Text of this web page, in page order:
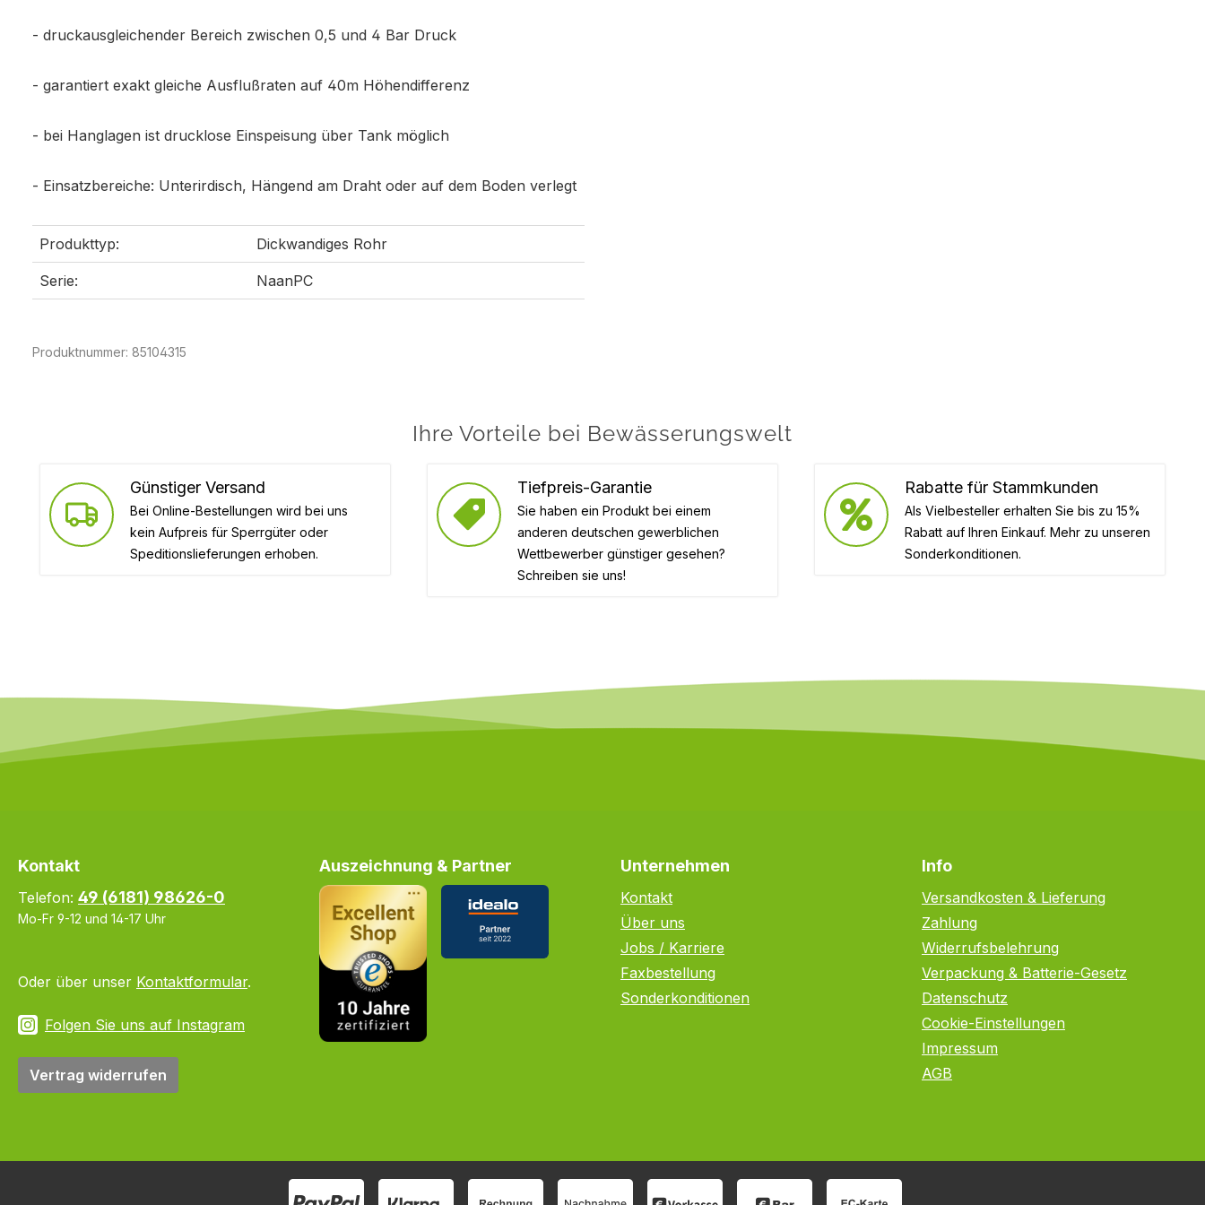
- druckausgleichender Bereich zwischen 0,5 und 4 Bar Druck
- garantiert exakt gleiche Ausflußraten auf 40m Höhendifferenz
- bei Hanglagen ist drucklose Einspeisung über Tank möglich
- Einsatzbereiche: Unterirdisch, Hängend am Draht oder auf dem Boden verlegt
Produkttyp: Dickwandiges Rohr
Serie: NaanPC
Produktnummer: 85104315
Ihre Vorteile bei Bewässerungswelt
Günstiger Versand
Bei Online-Bestellungen wird bei uns
kein Aufpreis für Sperrgüter oder
Speditionslieferungen erhoben.
Tiefpreis-Garantie
Sie haben ein Produkt bei einem
anderen deutschen gewerblichen
Wettbewerber günstiger gesehen?
Schreiben sie uns!
Rabatte für Stammkunden
Als Vielbesteller erhalten Sie bis zu 15%
Rabatt auf Ihren Einkauf. Mehr zu unseren
Sonderkonditionen.
Kontakt
Telefon: 49 (6181) 98626-0
Mo-Fr 9-12 und 14-17 Uhr
Oder über unser Kontaktformular.
Folgen Sie uns auf Instagram
Vertrag widerrufen
Auszeichnung & Partner Unternehmen
Kontakt
Über uns
Jobs / Karriere
Faxbestellung
Sonderkonditionen
Info
Versandkosten & Lieferung
Zahlung
Widerrufsbelehrung
Verpackung & Batterie-Gesetz
Datenschutz
Cookie-Einstellungen
Impressum
AGB